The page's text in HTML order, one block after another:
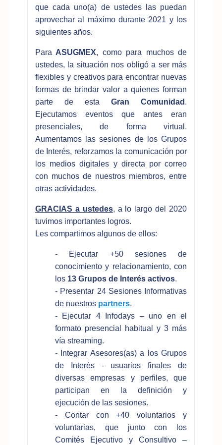
que cada uno(a) de ustedes las puedan
aprovechar al máximo durante 2021 y los
siguientes años.
Para ASUGMEX, como para muchos de
ustedes, la situación nos obligó a ser más
flexibles y creativos para encontrar nuevas
formas de brindar valor a quienes forman
parte de esta Gran Comunidad .
Ejecutamos eventos que antes eran
presenciales, de forma virtual.
Aumentamos las sesiones de los Grupos
de Interés, reforzamos la comunicación por
los medios digitales y directa por correo
con muchos de nuestros miembros, entre
otras actividades.
GRACIAS a ustedes, a lo largo del 2020
tuvimos importantes logros.
Les compartimos algunos de ellos:
- Ejecutar +50 sesiones de
conocimiento y relacionamiento, con
los 13 Grupos de Interés activos.
- Presentar 24 Sesiones Informativas
de nuestros partners.
- Ejecutar 4 Infodays – uno en el
formato presencial habitual y 3 más
vía streaming.
- Integrar Asesores(as) a los Grupos
de Interés - usuarios finales de
diversas empresas y perfiles, que
participan en la definición y
ejecución de las sesiones.
- Contar con +40 voluntarios y
voluntarias, que junto con los
Comités Ejecutivo y Consultivo –